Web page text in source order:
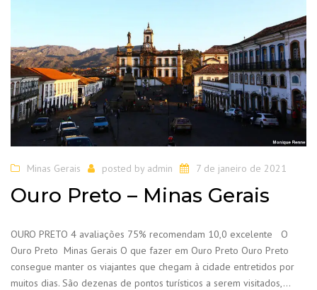
Minas Gerais posted by admin 7 de janeiro de 2021
Ouro Preto – Minas Gerais
OURO PRETO 4 avaliações 75% recomendam 10,0 excelente O
Ouro Preto Minas Gerais O que fazer em Ouro Preto Ouro Preto
consegue manter os viajantes que chegam à cidade entretidos por
muitos dias. São dezenas de pontos turísticos a serem visitados,…